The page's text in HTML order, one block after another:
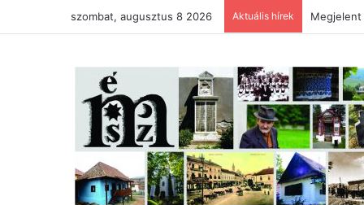
szombat, augusztus 8 2026 Aktuális hírek Megjelent